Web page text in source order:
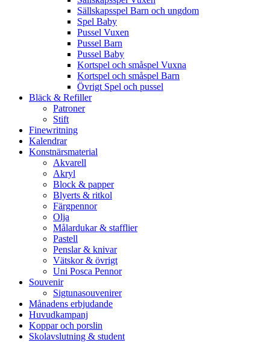
Sällskapsspel Barn och ungdom
Spel Baby
Pussel Vuxen
Pussel Barn
Pussel Baby
Kortspel och småspel Vuxna
Kortspel och småspel Barn
Övrigt Spel och pussel
Bläck & Refiller
Patroner
Stift
Finewritning
Kalendrar
Konstnärsmaterial
Akvarell
Akryl
Block & papper
Blyerts & ritkol
Färgpennor
Olja
Målardukar & stafflier
Pastell
Penslar & knivar
Vätskor & övrigt
Uni Posca Pennor
Souvenir
Sigtunasouvenirer
Månadens erbjudande
Huvudkampanj
Koppar och porslin
Skolavslutning & student